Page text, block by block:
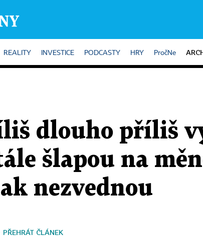
REALITY INVESTICE PODCASTY HRY PročNe
dlouho příliš
šlapou na
nezvednou
PŘEHRÁT ČLÁNEK